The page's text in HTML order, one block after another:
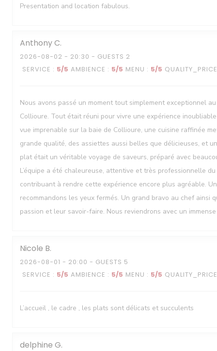
Presentation and location fabulous.
AnthonyC
2026-08-02 - 20:30 - GUESTS 2
SERVICE : 5/5 AMBIENCE : 5/5 MENU : 5/5 QUALITY_PRICE
Nous avons passé un moment tout simplement exceptionnel
Collioure. Tout était réuni pour vivre une expérience
vue imprenable sur la baie de Collioure, une cuisine raffinée
grande qualité, des assiettes aussi belles que délicieuses, et
plat était un véritable voyage de saveurs, préparé avec
L’équipe a été chaleureuse, attentive et très professionnelle
contribuant à rendre cette expérience encore plus agréable.
recommandons les yeux fermés. Un grand bravo au chef ainsi
passion et leur savoir-faire. Nous reviendrons avec un
Nicole B
2026-08-01 - 20:00 - GUESTS 5
SERVICE : 5/5 AMBIENCE : 5/5 MENU : 5/5 QUALITY_PRICE
L’accueil , le cadre , les plats sont délicats et succulents
delphine G